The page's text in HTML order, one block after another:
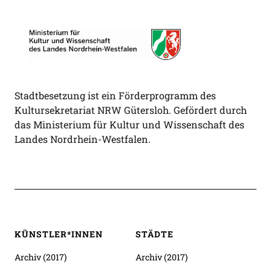
Stadtbesetzung ist ein Förderprogramm des
Kultursekretariat NRW Gütersloh. Gefördert durch
das Ministerium für Kultur und Wissenschaft des
Landes Nordrhein-Westfalen.
KÜNSTLER*INNEN
Archiv (2017)
STÄDTE
Archiv (2017)